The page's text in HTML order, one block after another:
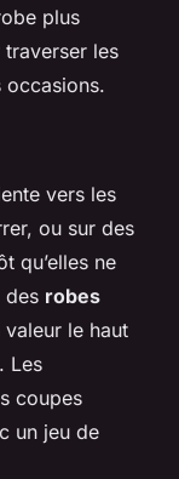
plus
les
occasions.
vers les
ou sur des
qu’elles ne
des robes
le haut
Les
coupes
un jeu de